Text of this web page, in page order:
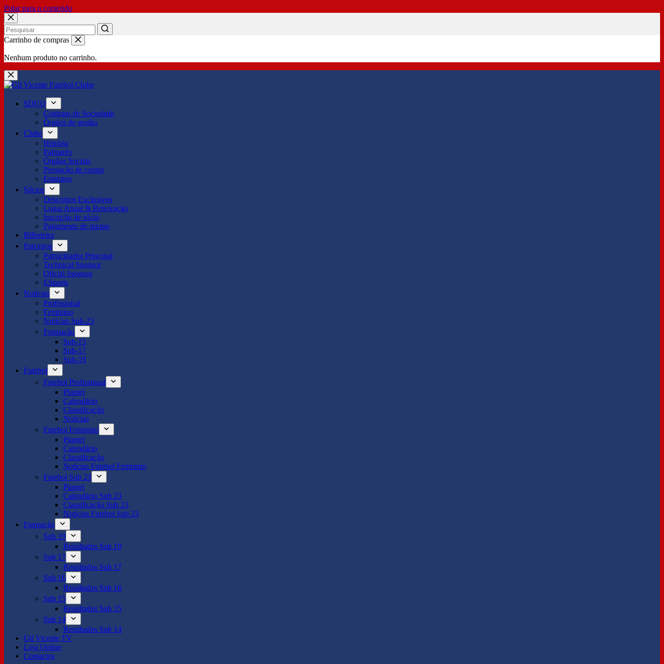
Pular para o conteúdo
No
Carrinho de compras
Nenhum produto no carrinho.
SDUQ
Contrato de Sociedade
Órgãos de gestão
Clube
História
Palmarés
Órgãos Sociais
Prestação de contas
Estatutos
Sócios
Descontos Exclusivos
Lugar Anual & Renovação
Inscrição de sócio
Pagamento de quotas
Bilheteira
Parceiros
Patrocinador Principal
Technical Sponsor
Oficial Sponsor
ESports
Notícias
Profissional
Feminino
Notícias Sub-23
Formação
Sub-15
Sub-17
Sub-19
Futebol
Futebol Profissional
Plantel
Calendário
Classificação
Notícias
Futebol Feminino
Plantel
Calendário
Classificação
Notícias Futebol Feminino
Futebol Sub 23
Plantel
Calendário Sub 23
Classificação Sub 23
Notícias Futebol Sub 23
Formação
Sub 19
Resultados Sub 19
Sub 17
Resultados Sub 17
Sub 16
Resultados Sub 16
Sub 15
Resultados Sub 15
Sub 14
Resultados Sub 14
Gil Vicente TV
Loja Online
Contactos